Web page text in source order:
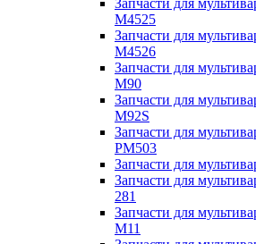
Запчасти для
M4525
Запчасти для
M4526
Запчасти для
M90
Запчасти для
M92S
Запчасти для
PM503
Запчасти для
Запчасти для
281
Запчасти для
M11